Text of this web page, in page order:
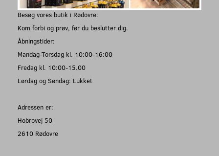
Besøg vores butik i Rødovre:
Kom forbi og prøv, før du beslutter dig.
Åbningstider:
Mandag-Torsdag kl. 10:00-16:00
Fredag kl. 10:00-15.00
Lørdag og Søndag: Lukket
Adressen er:
Hobrovej 50
2610 Rødovre